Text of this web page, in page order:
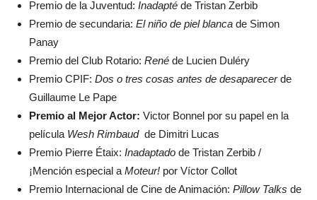
Premio de la Juventud: Inadapté de Tristan Zerbib
Premio de secundaria: El niño de piel blanca de Simon
Panay
Premio del Club Rotario: René de Lucien Duléry
Premio CPIF: Dos o tres cosas antes de desaparecerde
Guillaume Le Pape
Premio al Mejor Actor: Victor Bonnel por su papel en la
película Wesh Rimbaud de Dimitri Lucas
Premio Pierre Étaix: Inadaptado de Tristan Zerbib /
¡Mención especial a Moteur! por Víctor Collot
Premio Internacional de Cine de Animación: Pillow Talks de